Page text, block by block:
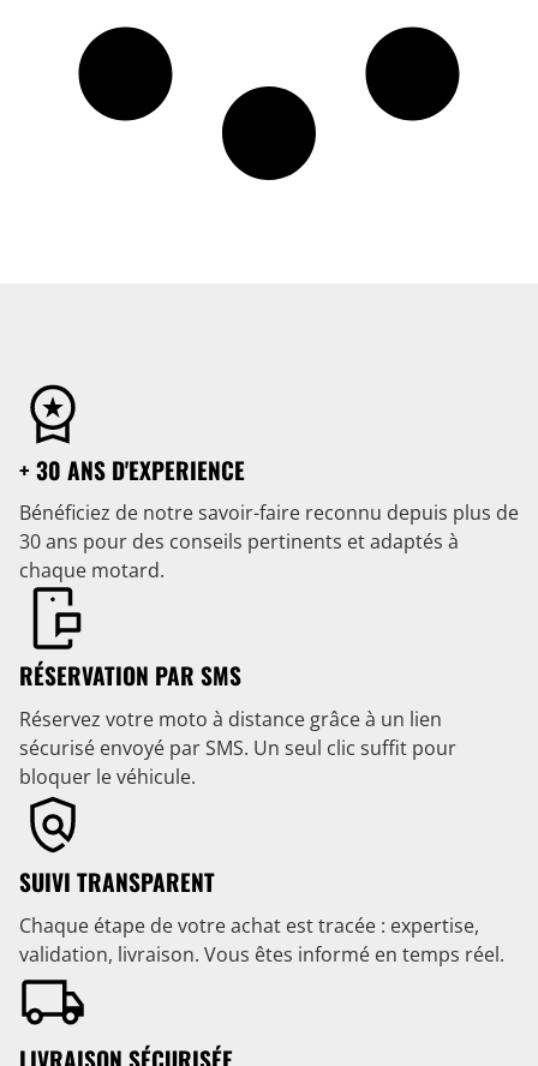
+ 30 ANS D'EXPERIENCE
Bénéficiez de notre savoir-faire reconnu depuis plus de
30 ans pour des conseils pertinents et adaptés à
chaque motard.
RÉSERVATION PAR SMS
Réservez votre moto à distance grâce à un lien
sécurisé envoyé par SMS. Un seul clic suffit pour
bloquer le véhicule.
SUIVI TRANSPARENT
Chaque étape de votre achat est tracée : expertise,
validation, livraison. Vous êtes informé en temps réel.